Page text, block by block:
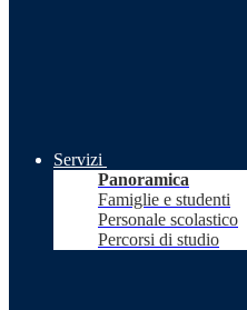
Servizi
Panoramica
Famiglie e studenti
Personale scolastico
Percorsi di studio